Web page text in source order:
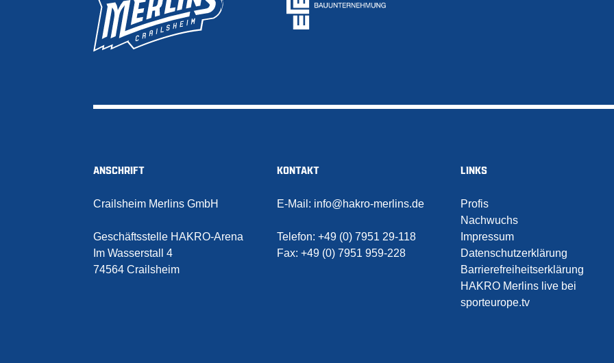
ANSCHRIFT
Crailsheim Merlins GmbH
Geschäftsstelle HAKRO-Arena
Im Wasserstall 4
74564 Crailsheim
KONTAKT
E-Mail: info@hakro-merlins.de
Telefon: +49 (0) 7951 29-118
Fax: +49 (0) 7951 959-228
LINKS
Profis
Nachwuchs
Impressum
Datenschutzerklärung
Barrierefreiheitserklärung
HAKRO Merlins live bei
sporteurope.tv